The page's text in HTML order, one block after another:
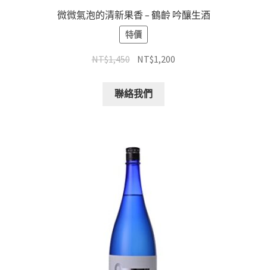
微微氣泡的清新果香 – 鶴齡 吟釀生酒
特價
NT$1,450 NT$1,200
聯絡我們